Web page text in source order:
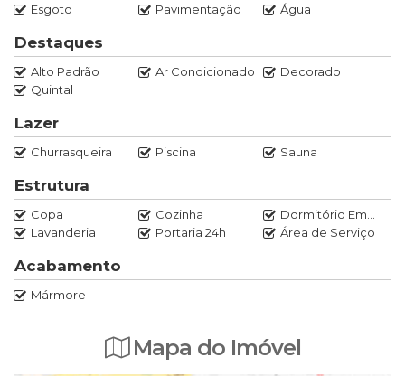
acabamentos luxuosos.
O condomínio também oferece uma infraestrutura
completa de lazer, com piscina, quadras esportivas,
academia, salão de festas, salão de beleza, entre outros.
VENHA AGENDAR UMA VISITA CONOSCO !!!
Esgoto
Pavimentação Água
Destaques
Alto Padrão Ar Condicionado
Decorado
Quintal
Lazer
Churrasqueira Piscina Sauna
Estrutura
Copa Cozinha
Dormitório Empregada
Lavanderia
Portaria 24h Área de Serviço
Acabamento
Mármore
Mapa do Imóvel